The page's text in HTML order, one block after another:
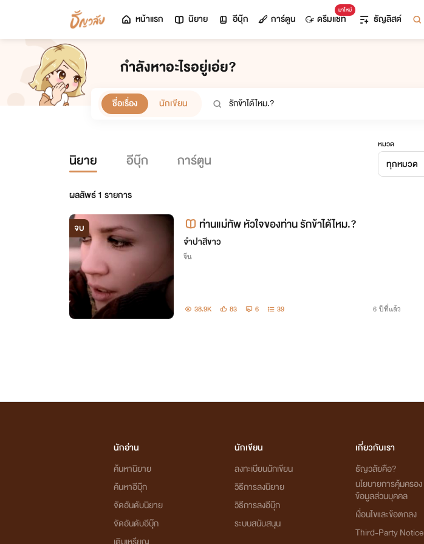
หน้าแรก นิยาย อีบุ๊ก การ์ตูน
มาใหม่
ดรีมแชท ธัญลิสต์
กำลังหาอะไรอยู่เอ่ย?
ชื่อเรื่อง นักเขียน
นิยาย อีบุ๊ก การ์ตูน
หมวด
ทุกหมวด
ผลลัพธ์1 รายการ
จบ ท่านแม่ทัพ หัวใจของท่าน รักข้าได้ไหม.?
จำปาสีขาว
จีน
38.9K 83 6 39 6 ปีที่แล้ว
นักอ่าน
ค้นหานิยาย
ค้นหาอีบุ๊ก
จัดอันดับนิยาย
จัดอันดับอีบุ๊ก
นักเขียน
ลงทะเบียนนักเขียน
วิธีการลงนิยาย
วิธีการลงอีบุ๊ก
ระบบสนับสนุน
เกี่ยวกับเรา
ธัญวลัยคือ?
นโยบายการคุ้มครอง
ข้อมูลส่วนบุคคล
เงื่อนไขและข้อตกลง
Third-Party Notice